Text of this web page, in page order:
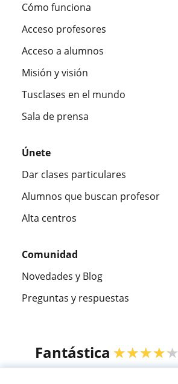
Cómo funciona
Acceso profesores
Acceso a alumnos
Misión y visión
Tusclases en el mundo
Sala de prensa
Únete
Dar clases particulares
Alumnos que buscan profesor
Alta centros
Comunidad
Novedades y Blog
Preguntas y respuestas
Fantástica ★★★★★